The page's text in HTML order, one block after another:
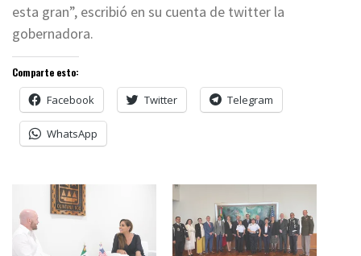
esta gran”, escribió en su cuenta de twitter la
gobernadora.
Comparte esto:
Facebook Twitter Telegram
WhatsApp